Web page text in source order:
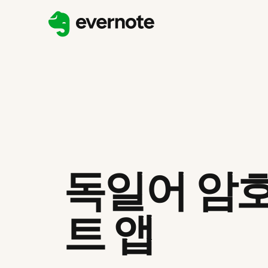
독일어 암
트 앱